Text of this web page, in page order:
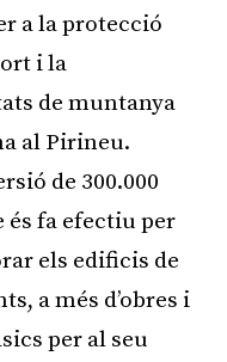
a la protecció
i la
de muntanya
al Pirineu.
de 300.000
és fa efectiu per
els edificis de
a més d’obres i
per al seu